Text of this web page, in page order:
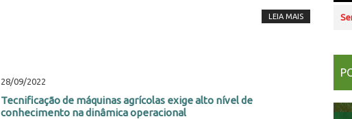
LEIA MAIS
28/09/2022
Tecnificação de máquinas agrícolas exige alto nível de
conhecimento na dinâmica operacional